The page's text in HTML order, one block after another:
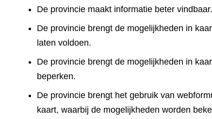
De provincie maakt informatie beter vindbaar.
De provincie brengt de mogelijkheden in
laten voldoen.
De provincie brengt de mogelijkheden in
beperken.
De provincie brengt het gebruik van
kaart, waarbij de mogelijkheden worden